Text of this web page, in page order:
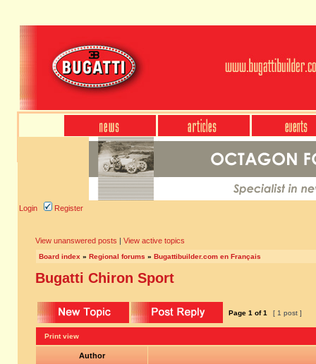
Login Register
View unanswered posts | View active topics
Board index » Regional forums » Bugattibuilder.com en Français
Bugatti Chiron Sport
Page 1 of1 [ 1 post ]
Print view
Author